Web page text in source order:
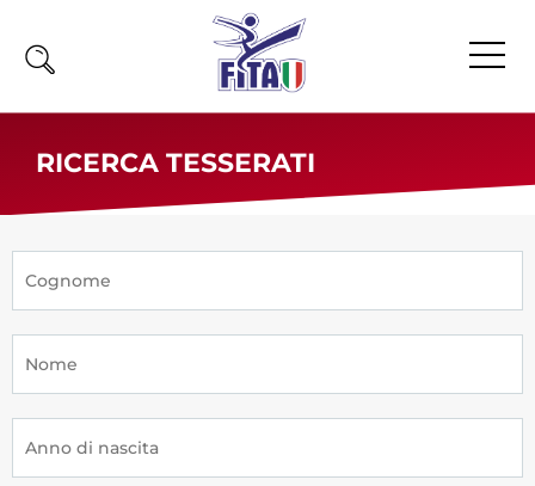
News
Olimpiadi
Atleti Poomsae e Freestyle
RICERCA TESSERATI